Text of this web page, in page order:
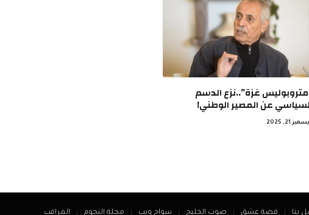
غزة”..نزع الدسم
عن المصير الوطني!
21, 2025
بنا قصة عشق صوت الخليج سواح ويب مجلة النجوم المراقب